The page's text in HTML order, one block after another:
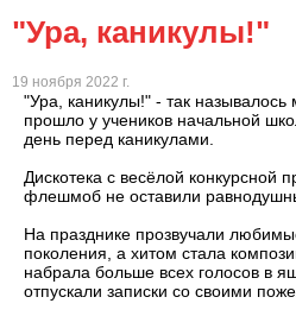
"Ура, каникулы!"
19 ноября 2022 г.
"Ура, каникулы!" - так называлось
прошло у учеников начальной
день перед каникулами.
Дискотека с весёлой конкурсной
флешмоб не оставили
На празднике прозвучали
поколения, а хитом стала
набрала больше всех голосов в
отпускали записки со своими